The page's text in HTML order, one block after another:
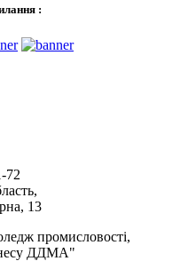
:
72
13
промисловості,
ДДМА"